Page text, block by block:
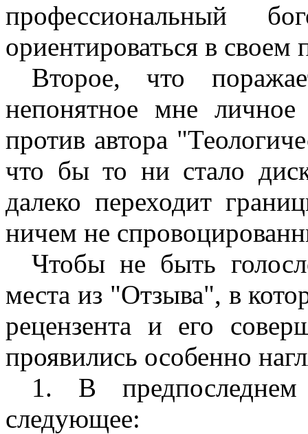
профессиональный
ориентироваться в своем
Второе, что
непонятное мне личное
против автора
что бы то ни стало
далеко переходит
ничем не
Чтобы не быть
места из "Отзыва", в
рецензента и его
проявились особенно
1. В предпоследнем
следующее: